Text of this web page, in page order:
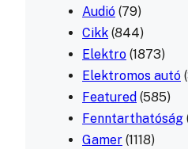
Audió (79)
Cikk (844)
Elektro (1873)
Elektromos autó
Featured (585)
Fenntarthatóság
Gamer (1118)